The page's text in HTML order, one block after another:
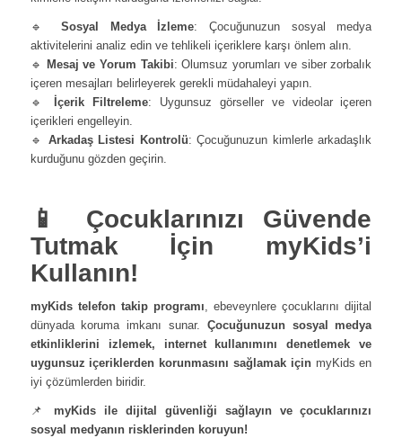
🔹 Sosyal Medya İzleme: Çocuğunuzun sosyal medya
aktivitelerini analiz edin ve tehlikeli içeriklere karşı önlem alın.
🔹
Mesaj ve Yorum Takibi: Olumsuz yorumları ve siber zorbalık
içeren mesajları belirleyerek gerekli müdahaleyi yapın.
🔹
İçerik Filtreleme: Uygunsuz görseller ve videolar içeren
içerikleri engelleyin.
🔹 Arkadaş Listesi Kontrolü: Çocuğunuzun kimlerle arkadaşlık
kurduğunu gözden geçirin.
📱 Çocuklarınızı Güvende
Tutmak İçin myKids’i
Kullanın!
myKids telefon takip programı, ebeveynlere çocuklarını dijital
dünyada koruma imkanı sunar. Çocuğunuzun sosyal medya
etkinliklerini izlemek, internet kullanımını denetlemek ve
uygunsuz içeriklerden korunmasını sağlamak içinmyKids en
iyi çözümlerden biridir.
📌 myKids ile dijital güvenliği sağlayın ve çocuklarınızı
sosyal medyanın risklerinden koruyun!